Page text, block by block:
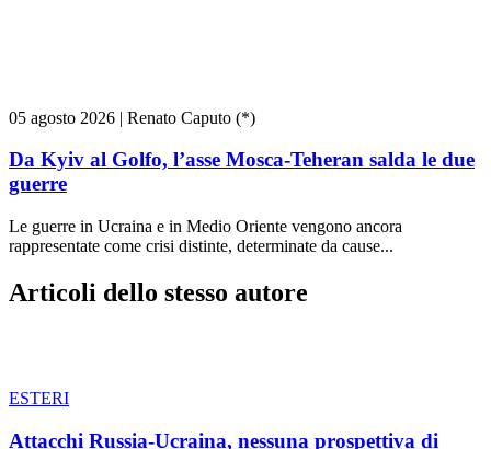
05 agosto 2026 | Renato Caputo (*)
Da Kyiv al Golfo, l’asse Mosca-Teheran salda le due
guerre
Le guerre in Ucraina e in Medio Oriente vengono ancora
rappresentate come crisi distinte, determinate da cause...
Articoli dello stesso autore
ESTERI
Attacchi Russia-Ucraina, nessuna prospettiva di